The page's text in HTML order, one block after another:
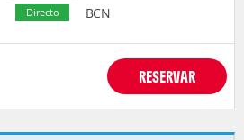
Directo
BCN
RESERVAR